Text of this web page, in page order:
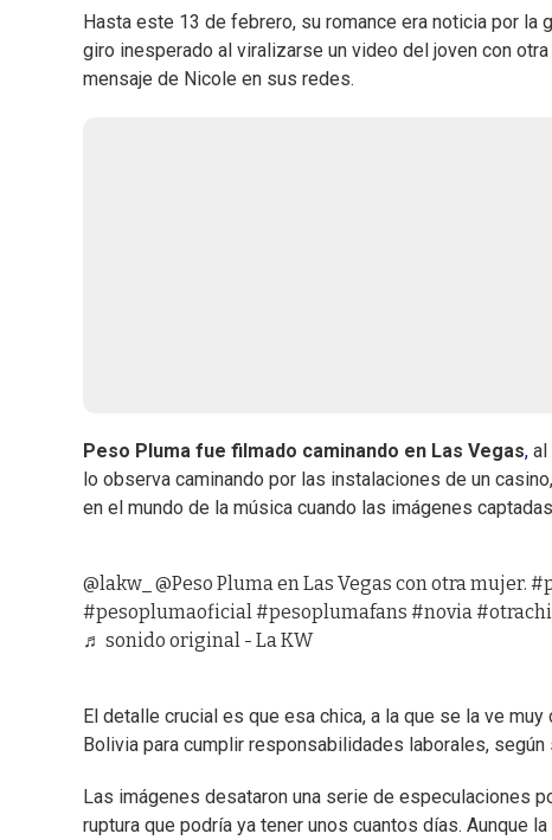
Hasta este 13 de febrero, su romance era noticia por
giro inesperado al viralizarse un video del joven con
mensaje de Nicole en sus redes.
Peso Pluma fue filmado caminando en Las Vegas, al
lo observa caminando por las instalaciones de un
en el mundo de la música cuando las imágenes
@lakw_ @Peso Pluma en Las Vegas con otra mujer.
#pesoplumaoficial#pesoplumafans #novia
♬ sonido original - La KW
El detalle crucial es que esa chica, a la que se la ve
Bolivia para cumplir responsabilidades laborales,
Las imágenes desataron una serie de especulaciones
ruptura que podría ya tener unos cuantos días. Aunque